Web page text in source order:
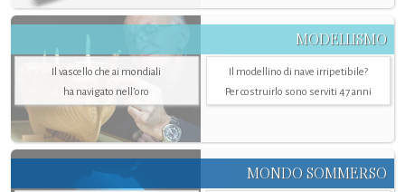
MODELLISMO
Il vascello che ai mondiali
ha navigato nell’oro
Il modellino di nave irripetibile?
Per costruirlo sono serviti 47 anni
MONDO SOMMERSO